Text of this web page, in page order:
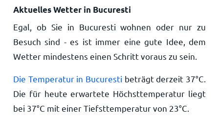
Aktuelles Wetter in Bucuresti
Egal, ob Sie in Bucuresti wohnen oder nur zu
Besuch sind - es ist immer eine gute Idee, dem
Wetter mindestens einen Schritt voraus zu sein.
Die Temperatur in Bucuresti beträgt derzeit 37°C
Die für heute erwartete Höchsttemperatur liegt
bei 37°C mit einer Tiefsttemperatur von 23°C